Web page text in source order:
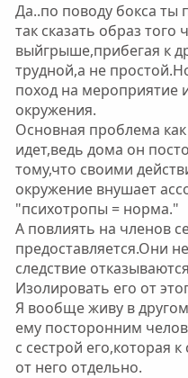
Да..по поводу бокса ты
так сказать образ
выйгрыше,прибегая к
трудной,а не
поход на мероприятие
окружения.
Основная проблема
идет,ведь дома он
тому,что своими
окружение внушает
"психотропы = норма."
А повлиять на членов
предоставляется.Они
следствие
Изолировать его от
Я вообще живу в
ему посторонним
с сестрой его,которая
от него отдельно.